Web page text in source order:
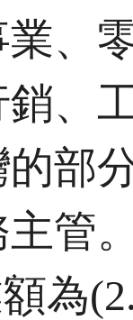
、
、
部
管
為